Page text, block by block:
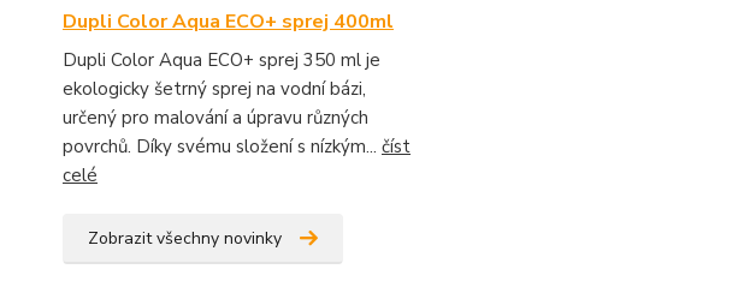
Dupli Color Aqua ECO+ sprej 400ml
Dupli Color Aqua ECO+ sprej 350 ml je
ekologicky šetrný sprej na vodní bázi,
určený pro malování a úpravu různých
povrchů. Díky svému složení s nízkým... číst
celé
Zobrazit všechny novinky